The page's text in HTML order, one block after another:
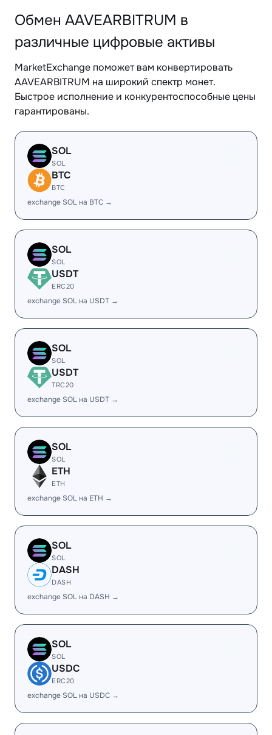
Обмен AAVEARBITRUM в
различные цифровые активы
MarketExchange поможет вам конвертировать
AAVEARBITRUM на широкий спектр монет.
Быстрое исполнение и конкурентоспособные цены
гарантированы.
SOL
SOL
BTC
BTC
exchange SOL на BTC →
SOL
SOL
USDT
ERC20
exchange SOL на USDT →
SOL
SOL
USDT
TRC20
exchange SOL на USDT →
SOL
SOL
ETH
ETH
exchange SOL на ETH →
SOL
SOL
DASH
DASH
exchange SOL на DASH →
SOL
SOL
USDC
ERC20
exchange SOL на USDC →